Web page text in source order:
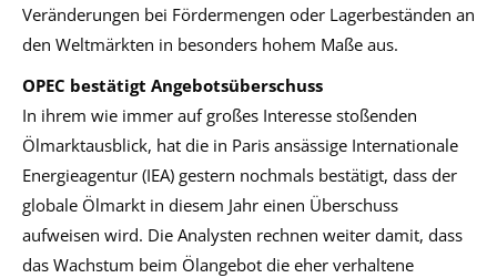
Veränderungen bei Fördermengen oder Lagerbeständen an
den Weltmärkten in besonders hohem Maße aus.
OPEC bestätigt Angebotsüberschuss
In ihrem wie immer auf großes Interesse stoßenden
Ölmarktausblick, hat die in Paris ansässige Internationale
Energieagentur (IEA) gestern nochmals bestätigt, dass der
globale Ölmarkt in diesem Jahr einen Überschuss
aufweisen wird. Die Analysten rechnen weiter damit, dass
das Wachstum beim Ölangebot die eher verhaltene